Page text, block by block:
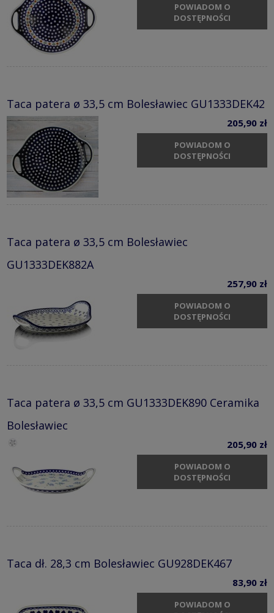
POWIADOM O
DOSTĘPNOŚCI
Taca patera ø 33,5 cm Bolesławiec GU1333DEK42
205,90 zł
POWIADOM O
DOSTĘPNOŚCI
Taca patera ø 33,5 cm Bolesławiec
GU1333DEK882A
257,90 zł
POWIADOM O
DOSTĘPNOŚCI
Taca patera ø 33,5 cm GU1333DEK890 Ceramika
Bolesławiec
205,90 zł
POWIADOM O
DOSTĘPNOŚCI
Taca dł. 28,3 cm Bolesławiec GU928DEK467
83,90 zł
POWIADOM O